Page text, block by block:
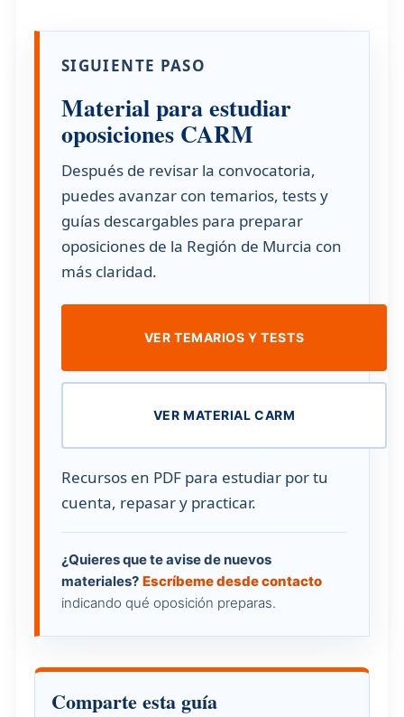
SIGUIENTE PASO
Material para estudiar
oposiciones CARM
Después de revisar la convocatoria,
puedes avanzar con temarios, tests y
guías descargables para preparar
oposiciones de la Región de Murcia con
más claridad.
VER TEMARIOS Y TESTS
VER MATERIAL CARM
Recursos en PDF para estudiar por tu
cuenta, repasar y practicar.
¿Quieres que te avise de nuevos
materiales? Escríbeme desde contacto
indicando qué oposición preparas.
Comparte esta guía